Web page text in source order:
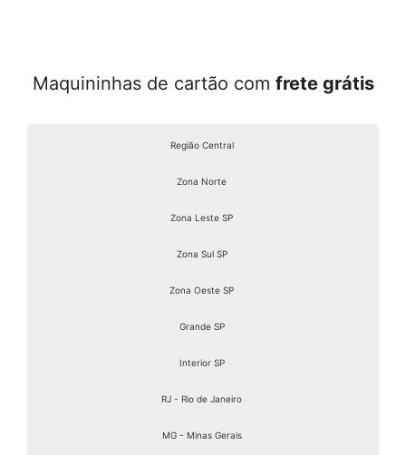
Maquininhas de cartão com frete grátis
Região Central
Zona Norte
Zona Leste SP
Zona Sul SP
Zona Oeste SP
Grande SP
Interior SP
RJ - Rio de Janeiro
MG - Minas Gerais